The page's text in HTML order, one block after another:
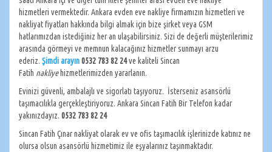
hizmetleri vermektedir. Ankara evden eve nakliye firmamızın hizmetleri ve
nakliyat fiyatları hakkında bilgi almak için bize şirket veya GSM
hatlarımızdan istediğiniz her an ulaşabilirsiniz. Sizi de değerli müşterilerimiz
arasında görmeyi ve memnun kalacağınız hizmetler sunmayı arzu
ederiz. Şimdi arayın0532 783 82 24ve kaliteli Sincan
Fatih nakliyehizmetlerimizden yararlanın.
Evinizi güvenli, ambalajlı ve sigorlatı taşıyoruz. İsterseniz asansörlü
taşımacılıkla gerçekleştiriyoruz. Ankara Sincan Fatih Bir Telefon kadar
yakınızdayız. 0532 783 82 24
Sincan Fatih Çınar nakliyat olarak ev ve ofis taşımacılık işlerinizde katınız ne
olursa olsun asansörlü hizmetimiz ile eşyalarınız taşınmaktadır.